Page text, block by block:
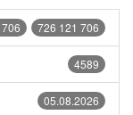
726 121 706
4589
05.08.2026